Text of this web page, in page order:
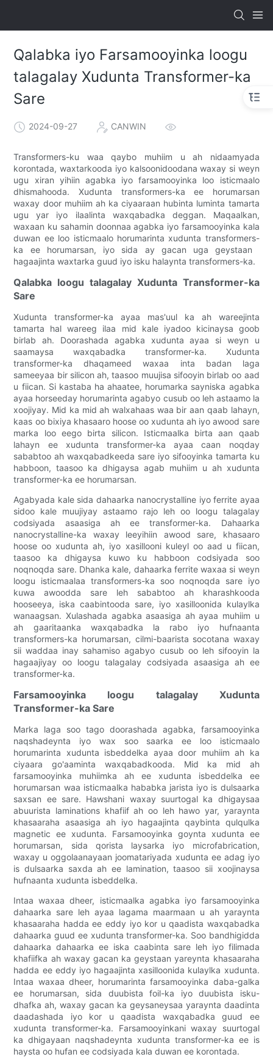
Qalabka iyo Farsamooyinka loogu
talagalay Xudunta Transformer-ka
Sare
2024-09-27 CANWIN
Transformers-ku waa qaybo muhiim u ah nidaamyada
korontada, waxtarkooda iyo kalsoonidoodana waxay si weyn
ugu xiran yihiin agabka iyo farsamooyinka loo isticmaalo
dhismahooda. Xudunta transformers-ka ee horumarsan
waxay door muhiim ah ka ciyaaraan hubinta luminta tamarta
ugu yar iyo ilaalinta waxqabadka deggan. Maqaalkan,
waxaan ku sahamin doonnaa agabka iyo farsamooyinka kala
duwan ee loo isticmaalo horumarinta xudunta transformers-
ka ee horumarsan, iyo sida ay gacan uga geystaan ​​​​
hagaajinta waxtarka guud iyo isku halaynta transformers-ka.
Qalabka loogu talagalay Xudunta Transformer-ka
Sare
Xudunta transformer-ka ayaa mas'uul ka ah wareejinta
tamarta hal wareeg ilaa mid kale iyadoo kicinaysa goob
birlab ah. Doorashada agabka xudunta ayaa si weyn u
saamaysa waxqabadka transformer-ka. Xudunta
transformer-ka dhaqameed waxaa inta badan laga
sameeyaa bir silicon ah, taasoo muujisa sifooyin birlab oo aad
u fiican. Si kastaba ha ahaatee, horumarka sayniska agabka
ayaa horseeday horumarinta agabyo cusub oo leh astaamo la
xoojiyay. Mid ka mid ah walxahaas waa bir aan qaab lahayn,
kaas oo bixiya khasaaro hoose oo xudunta ah iyo awood sare
marka loo eego birta silicon. Isticmaalka birta aan qaab
lahayn ee xudunta transformer-ka ayaa caan noqday
sababtoo ah waxqabadkeeda sare iyo sifooyinka tamarta ku
habboon, taasoo ka dhigaysa agab muhiim u ah xudunta
transformer-ka ee horumarsan.
Agabyada kale sida dahaarka nanocrystalline iyo ferrite ayaa
sidoo kale muujiyay astaamo rajo leh oo loogu talagalay
codsiyada asaasiga ah ee transformer-ka. Dahaarka
nanocrystalline-ka waxay leeyihiin awood sare, khasaaro
hoose oo xudunta ah, iyo xasillooni kuleyl oo aad u fiican,
taasoo ka dhigaysa kuwo ku habboon codsiyada soo
noqnoqda sare. Dhanka kale, dahaarka ferrite waxaa si weyn
loogu isticmaalaa transformers-ka soo noqnoqda sare iyo
kuwa awoodda sare leh sababtoo ah kharashkooda
hooseeya, iska caabintooda sare, iyo xasilloonida kulaylka
wanaagsan. Xulashada agabka asaasiga ah ayaa muhiim u
ah gaaritaanka waxqabadka la rabo iyo hufnaanta
transformers-ka horumarsan, cilmi-baarista socotana waxay
sii waddaa inay sahamiso agabyo cusub oo leh sifooyin la
hagaajiyay oo loogu talagalay codsiyada asaasiga ah ee
transformer-ka.
Farsamooyinka loogu talagalay Xudunta
Transformer-ka Sare
Marka laga soo tago doorashada agabka, farsamooyinka
naqshadeynta iyo wax soo saarka ee loo isticmaalo
horumarinta xudunta isbeddelka ayaa door muhiim ah ka
ciyaara go'aaminta waxqabadkooda. Mid ka mid ah
farsamooyinka muhiimka ah ee xudunta isbeddelka ee
horumarsan waa isticmaalka hababka jarista iyo is dulsaarka
saxsan ee sare. Hawshani waxay suurtogal ka dhigaysaa
abuurista laminations khafiif ah oo leh hawo yar, yaraynta
khasaaraha asaasiga ah iyo hagaajinta qaybinta qulqulka
magnetic ee xudunta. Farsamooyinka goynta xudunta ee
horumarsan, sida qorista laysarka iyo microfabrication,
waxay u oggolaanayaan joomatariyada xudunta ee adag iyo
is dulsaarka saxda ah ee lamination, taasoo sii xoojinaysa
hufnaanta xudunta isbeddelka.
Intaa waxaa dheer, isticmaalka agabka iyo farsamooyinka
dahaarka sare leh ayaa lagama maarmaan u ah yaraynta
khasaaraha hadda ee eddy iyo kor u qaadista waxqabadka
dahaarka guud ee xudunta transformer-ka. Soo bandhigidda
dahaarka dahaarka ee iska caabinta sare leh iyo filimada
khafiifka ah waxay gacan ka geystaan ​​​​yareynta khasaaraha
hadda ee eddy iyo hagaajinta xasilloonida kulaylka xudunta.
Intaa waxaa dheer, horumarinta farsamooyinka daba-galka
ee horumarsan, sida duubista foil-ka iyo duubista isku-
dhafka ah, waxay gacan ka geysaneysaa yaraynta daadinta
daadashada iyo kor u qaadista waxqabadka guud ee
xudunta transformer-ka. Farsamooyinkani waxay suurtogal
ka dhigayaan naqshadeynta xudunta transformer-ka ee is
haysta oo hufan ee codsiyada kala duwan ee korontada.